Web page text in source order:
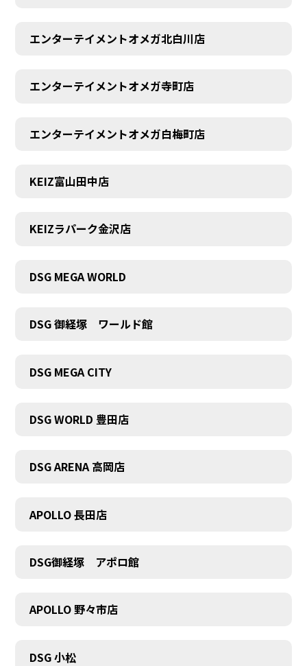
エンターテイメントオメガ北白川店
エンターテイメントオメガ寺町店
エンターテイメントオメガ白梅町店
KEIZ富山田中店
KEIZラパーク金沢店
DSG MEGA WORLD
DSG 御経塚 ワールド館
DSG MEGA CITY
DSG WORLD 豊田店
DSG ARENA 高岡店
APOLLO 長田店
DSG御経塚 アポロ館
APOLLO 野々市店
DSG 小松